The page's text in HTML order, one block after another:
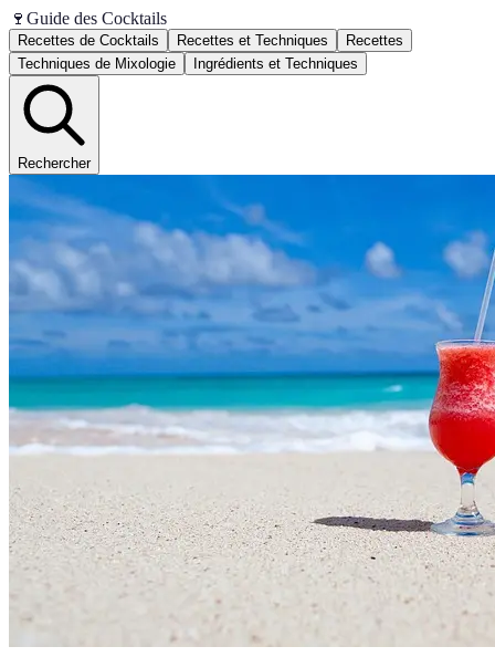
🍷 Guide des Cocktails
Recettes de Cocktails Recettes et Techniques
Recettes
Techniques de Mixologie
Ingrédients et Techniques
Rechercher